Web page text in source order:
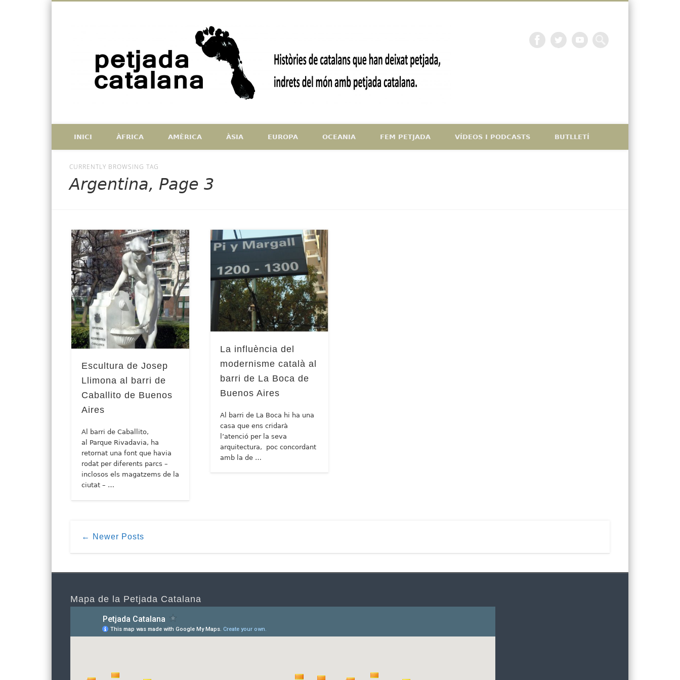
La petjada catalana
Històries de catalans que han deixat petjada a l'exterior, indrets del món amb petjada catalana
INICI ÀFRICA AMÈRICA ÀSIA EUROPA OCEANIA FEM PETJADA VÍDEOS I PODCASTS BUTLLETÍ
CURRENTLY BROWSING TAG
Argentina, Page 3
Escultura de Josep
Llimona al barri de
Caballito de Buenos
Aires
Al barri de Caballito,
al Parque Rivadavia, ha
retornat una font que havia
rodat per diferents parcs –
inclosos els magatzems de la
ciutat – …
La influència del
modernisme català al
barri de La Boca de
Buenos Aires
Al barri de La Boca hi ha una
casa que ens cridarà
l’atenció per la seva
arquitectura, poc concordant
amb la de …
← Newer Posts
Mapa de la Petjada Catalana